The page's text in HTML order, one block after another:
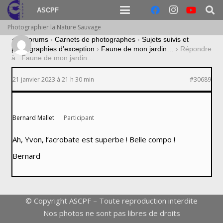
ASCPF
Photographier la Nature Sauvage
› Forums › Carnets de photographes › Sujets suivis et
photographies d’exception › Faune de mon jardin… › Répondre
à : Faune de mon jardin…
21 janvier 2023 à 21 h 30 min #30689
Bernard Mallet Participant
Ah, Yvon, l’acrobate est superbe ! Belle compo !
Bernard
© Copyright ASCPF – Toute reproduction interdite
Nos photos ne sont pas libres de droits